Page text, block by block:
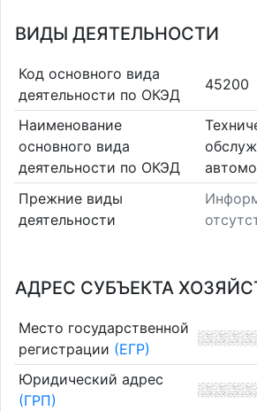
ВИДЫ ДЕЯТЕЛЬНОСТИ
Код основного вида
деятельности по ОКЭД
45200
Наименование
основного вида
деятельности по ОКЭД
Прежние виды
деятельности
АДРЕС СУБЪЕКТА
Место государственной
регистрации (ЕГР)
Юридический адрес
(ГРП)